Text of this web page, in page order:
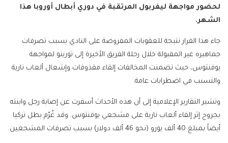
لحضور مواجهة ليفربول المرتقبة في دوري أبطال أوروبا هذا
الشهر.
جاء هذا القرار نتيجة للعقوبات المفروضة على النادي بسبب تصرفات
جماهيره غير المقبولة خلال رحلة الفريق الأخيرة إلى تورينو لمواجهة
يوفنتوس، حيث تضمنت المخالفات إلقاء مقذوفات وإشعال ألعاب نارية
والتسبب في اضطرابات عامة.
وتشير التقارير الإعلامية إلى أن هذه الأحداث أسفرت عن إصابة رجل وابنته
بجروح إثر إلقاء ألعاب نارية على مشجعي يوفنتوس. وقد غُرّم بطل تركيا
أيضاً بمبلغ 40 ألف يورو (نحو 46 ألف دولار) بسبب تصرفات المشجعين.